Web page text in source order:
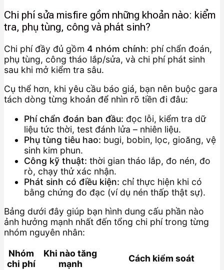
Chi phí sửa misfire gồm những khoản nào: kiểm
tra, phụ tùng, công và phát sinh?
Chi phí đầy đủ gồm 4 nhóm chính: phí chẩn đoán,
phụ tùng, công tháo lắp/sửa, và chi phí phát sinh
sau khi mở kiểm tra sâu.
Cụ thể hơn, khi yêu cầu báo giá, bạn nên buộc gara
tách dòng từng khoản để nhìn rõ tiền đi đâu:
Phí chẩn đoán ban đầu: đọc lỗi, kiểm tra dữ
liệu tức thời, test đánh lửa – nhiên liệu.
Phụ tùng tiêu hao: bugi, bobin, lọc, gioăng, vệ
sinh kim phun.
Công kỹ thuật: thời gian tháo lắp, đo nén, đo
rò, chạy thử xác nhận.
Phát sinh có điều kiện: chỉ thực hiện khi có
bằng chứng đo đạc (ví dụ nén thấp thật sự).
Bảng dưới đây giúp bạn hình dung cấu phần nào
ảnh hưởng mạnh nhất đến tổng chi phí trong từng
nhóm nguyên nhân:
Nhóm
chi phí
Khi nào tăng
mạnh
Cách kiểm soát